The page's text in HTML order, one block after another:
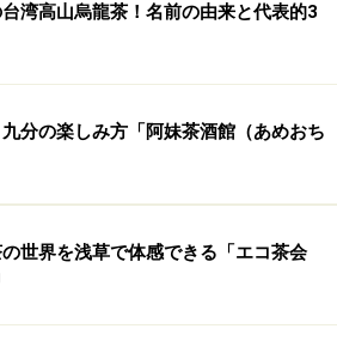
湾高山烏龍茶！名前の由来と代表的3
分の楽しみ方「阿妹茶酒館（あめおち
世界を浅草で体感できる「エコ茶会